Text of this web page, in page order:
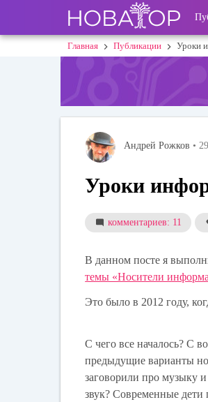
основному
User
account
Строка
Главная Публикации Уроки
Андрей Рожков •
Уроки
комментариев: 11
В данном посте я
темы «Носители
Это было в 2012 году,
С чего все началось? С
предыдущие варианты
заговорили про музыку и
звук? Современные